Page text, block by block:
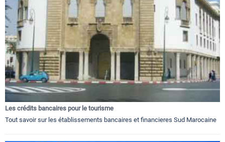
Les crédits bancaires pour le tourisme
Tout savoir sur les établissements bancaires et financieres Sud Marocaine